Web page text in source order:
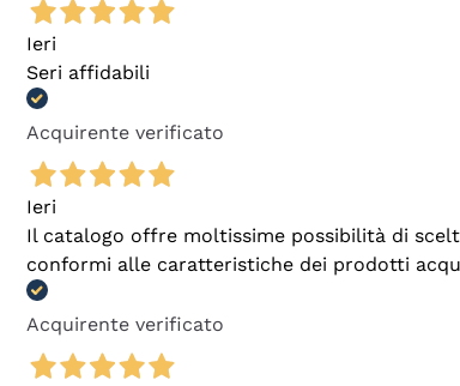
Ieri
Seri affidabili
Acquirente verificato
Ieri
Il catalogo offre moltissime possibilità di
conformi alle caratteristiche dei prodotti
Acquirente verificato